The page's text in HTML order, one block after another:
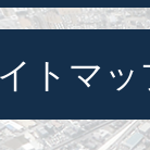
トマッ